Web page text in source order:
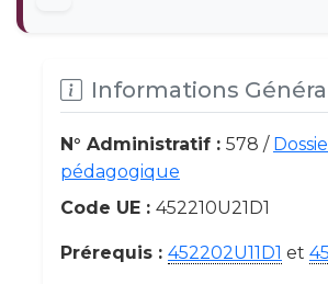
Informations
N° Administratif : 578 /
pédagogique
Code UE : 452210U21D1
Prérequis : 452202U11D1 et